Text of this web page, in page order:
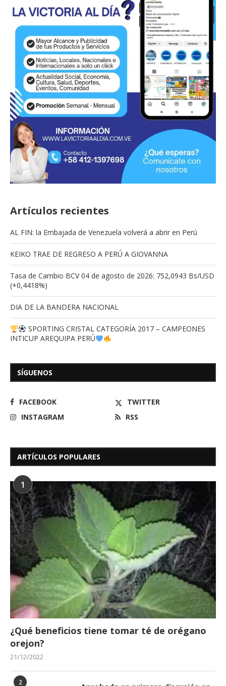
Artículos recientes
AL FIN: la Embajada de Venezuela volverá a abrir en Perú
KEIKO TRAE DE REGRESO A PERÚ A GIOVANNA
Tasa de Cambio BCV 04 de agosto de 2026: 752,0943 Bs/USD
(+0,4418%)
DIA DE LA BANDERA NACIONAL
SPORTING CRISTAL CATEGORÍA 2017 – CAMPEONES
INTICUP AREQUIPA PERÚ
SÍGUENOS
FACEBOOK
TWITTER
INSTAGRAM
RSS
ARTÍCULOS POPULARES
1
¿Qué beneficios tiene tomar té de orégano
orejon?
21/12/2022
2